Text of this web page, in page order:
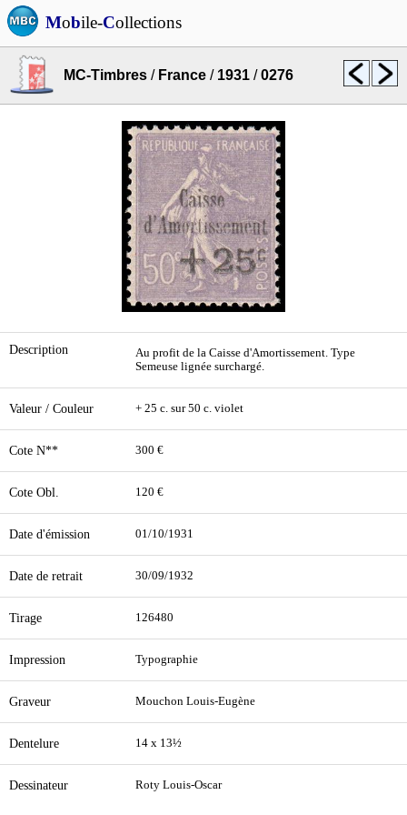
Mobile-Collections
MC-Timbres / France / 1931 /0276
Description
Au profit de la Caisse d'Amortissement. Type
Semeuse lignée surchargé.
Valeur / Couleur + 25 c. sur 50 c. violet
Cote N** 300 €
Cote Obl. 120 €
Date d'émission 01/10/1931
Date de retrait 30/09/1932
Tirage 126480
Impression Typographie
Graveur Mouchon Louis-Eugène
Dentelure 14 x 13½
Dessinateur Roty Louis-Oscar